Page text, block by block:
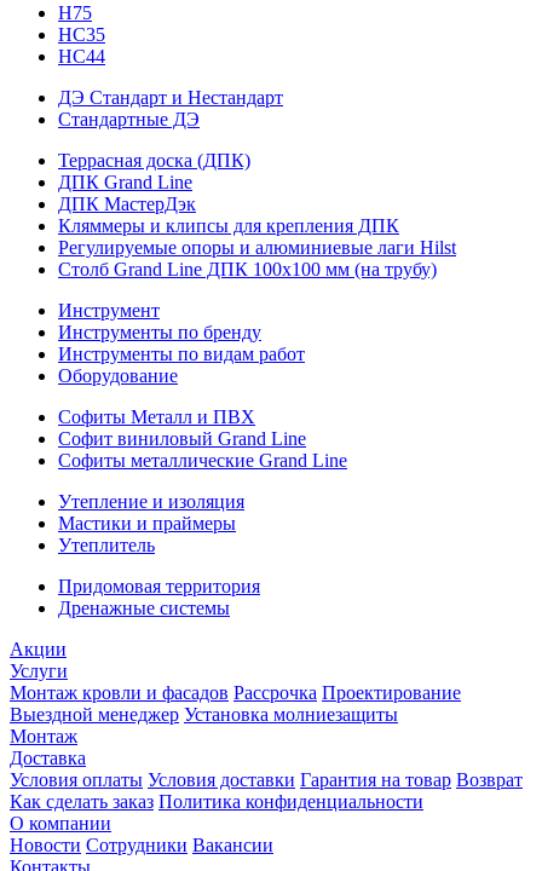
H75
HС35
НС44
ДЭ Стандарт и Нестандарт
Стандартные ДЭ
Террасная доска (ДПК)
ДПК Grand Line
ДПК МастерДэк
Кляммеры и клипсы для крепления ДПК
Регулируемые опоры и алюминиевые лаги Hilst
Столб Grand Line ДПК 100х100 мм (на трубу)
Инструмент
Инструменты по бренду
Инструменты по видам работ
Оборудование
Софиты Металл и ПВХ
Софит виниловый Grand Line
Софиты металлические Grand Line
Утепление и изоляция
Мастики и праймеры
Утеплитель
Придомовая территория
Дренажные системы
Акции
Услуги
Монтаж кровли и фасадов Рассрочка Проектирование
Выездной менеджер Установка молниезащиты
Монтаж
Доставка
Условия оплаты Условия доставки Гарантия на товар Возврат
Как сделать заказ Политика конфиденциальности
О компании
Новости Сотрудники Вакансии
Контакты